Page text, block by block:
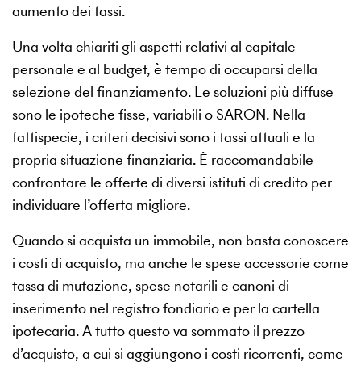
aumento dei tassi.
Una volta chiariti gli aspetti relativi al capitale
personale e al budget, è tempo di occuparsi della
selezione del finanziamento. Le soluzioni più diffuse
sono le ipoteche fisse, variabili o SARON. Nella
fattispecie, i criteri decisivi sono i tassi attuali e la
propria situazione finanziaria. È raccomandabile
confrontare le offerte di diversi istituti di credito per
individuare l’offerta migliore.
Quando si acquista un immobile, non basta conoscere
i costi di acquisto, ma anche le spese accessorie come
tassa di mutazione, spese notarili e canoni di
inserimento nel registro fondiario e per la cartella
ipotecaria. A tutto questo va sommato il prezzo
d’acquisto, a cui si aggiungono i costi ricorrenti, come